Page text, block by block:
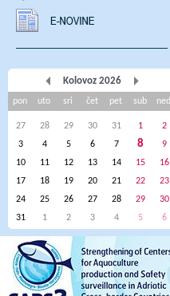
Kolovoz 2026
pon uto sri čet pet sub ned
27 28 29 30 31 1
2
3
4 5 6 7 8
9
10
11 12 13 14 15
16
17
18 19 20 21 22
23
24
25 26 27 28 29
30
31
1 2 3 4 5 6